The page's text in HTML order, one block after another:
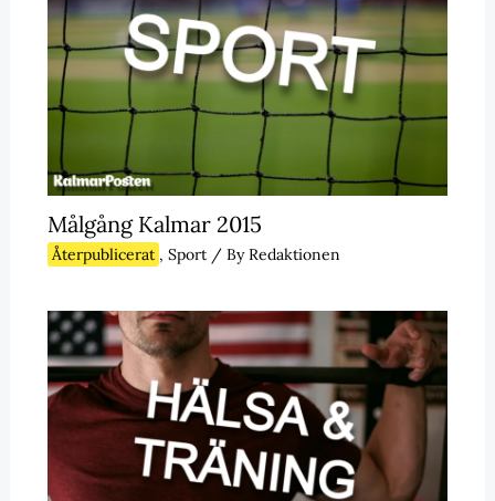
Målgång Kalmar 2015
Återpublicerat , Sport/ ByRedaktionen